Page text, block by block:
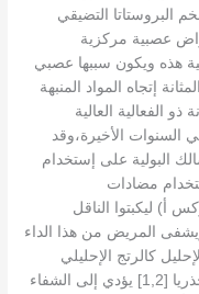
البروستاتا التضيقي
عصبية مركزية
هذه ويكون سببها عصبي
إتجاه المواد المنبهة
ذو الفعالية العالية
الأخيرة،وقد
البولية على إستخدام
مضادات
أ) ليكبتوا الناقل
المريض من هذا الداء
كالرتج الإحليلي
المكتسب أو الخلقي المنشأ فإن إستئصاله جذريا [1,2] يؤدي إلى الشفاء